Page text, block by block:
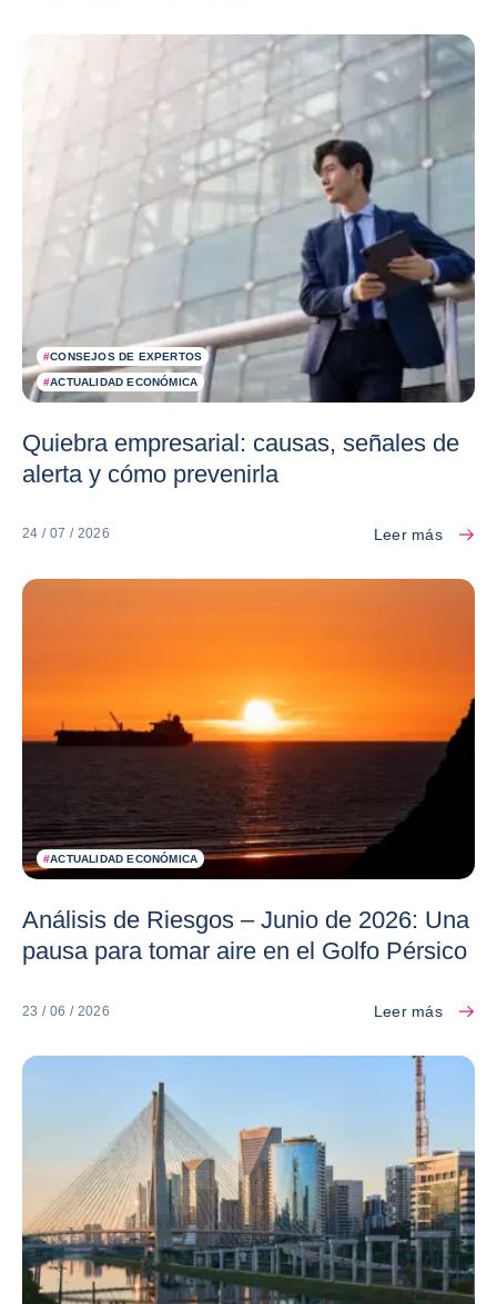
#CONSEJOS DE EXPERTOS
#ACTUALIDAD ECONÓMICA
Quiebra empresarial: causas, señales de
alerta y cómo prevenirla
24 / 07 / 2026 Leer más
#ACTUALIDAD ECONÓMICA
Análisis de Riesgos – Junio de 2026: Una
pausa para tomar aire en el Golfo Pérsico
23 / 06 / 2026 Leer más